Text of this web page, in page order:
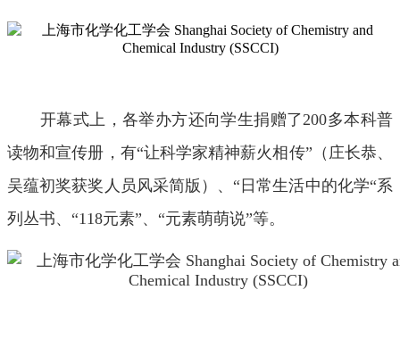
开幕式上，各举办方还向学生捐赠了200多本科普
读物和宣传册，有“让科学家精神薪火相传”（庄长恭、
吴蕴初奖获奖人员风采简版）、“日常生活中的化学“系
列丛书、“118元素”、“元素萌萌说”等。